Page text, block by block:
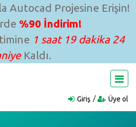
Autocad Projesine Erişin!
%90 İndirim!
1 saat 19 dakika 23
Kaldı.
Giriş Üye ol